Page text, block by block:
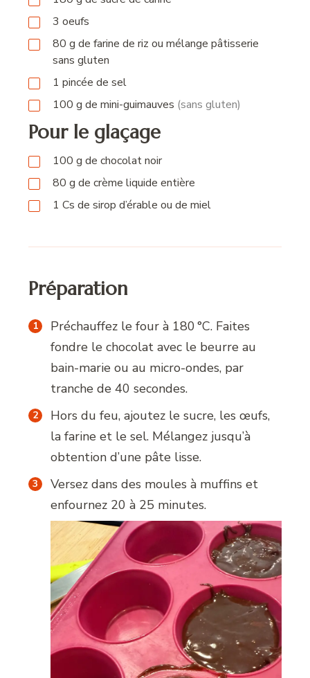
3 oeufs
80 g de farine de riz ou mélange pâtisserie
sans gluten
1 pincée de sel
100 g de mini-guimauves (sans gluten)
Pour le glaçage
100 g de chocolat noir
80 g de crème liquide entière
1 Cs de sirop d’érable ou de miel
Préparation
Préchauffez le four à 180 °C. Faites
fondre le chocolat avec le beurre au
bain-marie ou au micro-ondes, par
tranche de 40 secondes.
Hors du feu, ajoutez le sucre, les œufs,
la farine et le sel. Mélangez jusqu’à
obtention d’une pâte lisse.
Versez dans des moules à muffins et
enfournez 20 à 25 minutes.